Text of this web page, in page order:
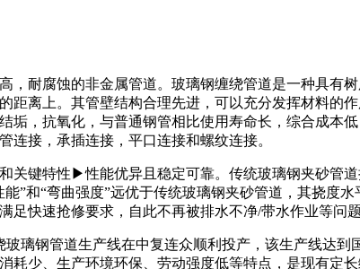
，耐腐蚀的非金属管道。玻璃钢缠绕管道是一种具
距离上。其管壁结构合理先进，可以充分发挥材料
垢，抗氧化，与普通钢管相比使用寿命长，综合成本
连接，承插连接，平口连接和螺纹连接。
关键特性▶性能优异且稳定可靠。传统玻璃钢夹砂管
”和“弯曲强度”远优于传统玻璃钢夹砂管道，其挠
足快速抢修要求，自此不再被排水不净/带水作业等问题
玻璃钢管道生产线在中复连众顺利投产，该生产线达
耗少、生产环境环保、劳动强度低等特点，是现有